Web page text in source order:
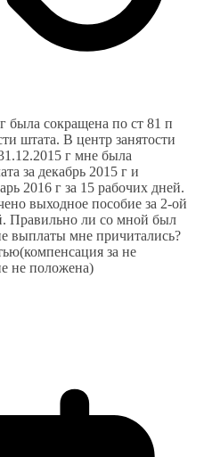
была сокращена по ст 81 п
штата. В центр занятости
г мне была
за декабрь 2015 г и
2016 г за 15 рабочих дней.
выходное пособие за 2-ой
Правильно ли со мной был
выплаты мне причитались?
за не
не положена)